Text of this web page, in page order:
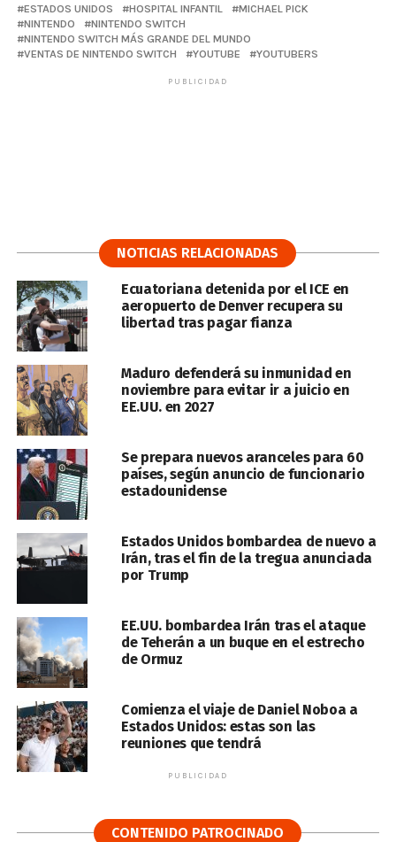
ESTADOS UNIDOS HOSPITAL INFANTIL
MICHAEL PICK
NINTENDO
NINTENDO SWITCH
NINTENDO SWITCH MÁS GRANDE DEL MUNDO
VENTAS DE NINTENDO SWITCH
YOUTUBE YOUTUBERS
PUBLICIDAD
NOTICIAS RELACIONADAS
Ecuatoriana detenida por el ICE en
aeropuerto de Denver recupera su
libertad tras pagar fianza
Maduro defenderá su inmunidad en
noviembre para evitar ir a juicio en
EE.UU. en 2027
Se prepara nuevos aranceles para 60
países, según anuncio de funcionario
estadounidense
Estados Unidos bombardea de nuevo a
Irán, tras el fin de la tregua anunciada
por Trump
EE.UU. bombardea Irán tras el ataque
de Teherán a un buque en el estrecho
de Ormuz
Comienza el viaje de Daniel Noboa a
Estados Unidos: estas son las
reuniones que tendrá
PUBLICIDAD
CONTENIDO PATROCINADO